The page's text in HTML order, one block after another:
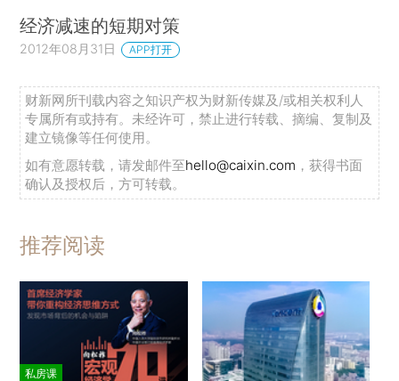
经济减速的短期对策
2012年08月31日 APP打开
财新网所刊载内容之知识产权为财新传媒及/或相关权利人
专属所有或持有。未经许可，禁止进行转载、摘编、复制及
建立镜像等任何使用。
如有意愿转载，请发邮件至hello@caixin.com ，获得书面
确认及授权后，方可转载。
推荐阅读
私房课